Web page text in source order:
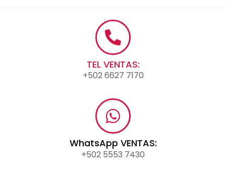
TEL VENTAS:
+502 6627 7170
WhatsApp VENTAS:
+502 5553 7430